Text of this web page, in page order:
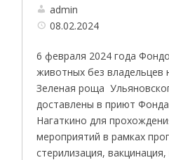
admin
08.02.2024
6 февраля 2024 года
животных без владельцев
Зеленая роща
доставлены в приют
Нагаткино для
мероприятий в рамках
стерилизация,